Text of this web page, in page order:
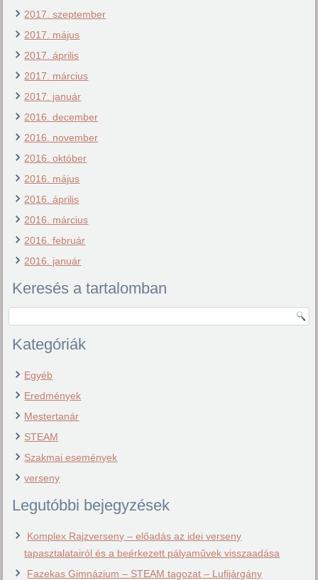
2017. szeptember
2017. május
2017. április
2017. március
2017. január
2016. december
2016. november
2016. október
2016. május
2016. április
2016. március
2016. február
2016. január
Keresés a tartalomban
Kategóriák
Egyéb
Eredmények
Mestertanár
STEAM
Szakmai események
verseny
Legutóbbi bejegyzések
Komplex Rajzverseny – előadás az idei verseny
tapasztalatairól és a beérkezett pályaművek visszaadása
Fazekas Gimnázium – STEAM tagozat – Lufijárgány